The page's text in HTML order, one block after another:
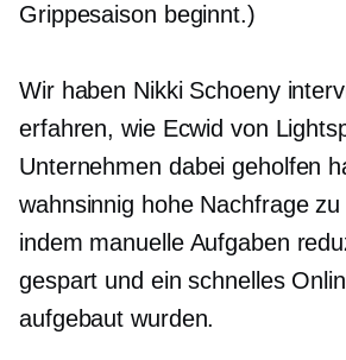
Grippesaison beginnt.)
Wir haben Nikki Schoeny
erfahren, wie Ecwid von
Unternehmen dabei geholfen
wahnsinnig hohe Nachfrage zu
indem manuelle Aufgaben
gespart und ein schnelles
aufgebaut wurden.